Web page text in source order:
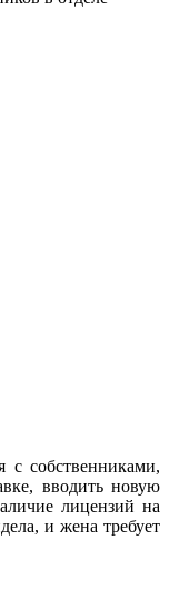
с собственниками,
вводить новую
лицензий на
и жена требует